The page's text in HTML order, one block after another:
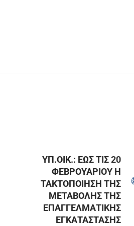
ΥΠ.ΟΙΚ.: ΕΩΣ ΤΙΣ 20
ΦΕΒΡΟΥΑΡΙΟΥ Η
ΤΑΚΤΟΠΟΙΗΣΗ ΤΗΣ
ΜΕΤΑΒΟΛΗΣ ΤΗΣ
ΕΠΑΓΓΕΛΜΑΤΙΚΗΣ
ΕΓΚΑΤΑΣΤΑΣΗΣ